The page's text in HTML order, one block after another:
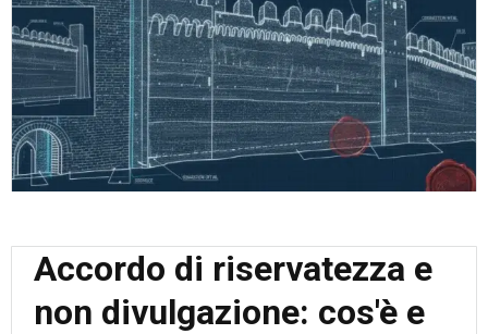
Accordo di riservatezza e
non divulgazione: cos'è e